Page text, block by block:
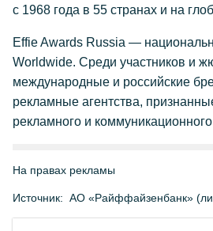
с 1968 года в 55 странах и на
Effie Awards Russia —
Worldwide. Среди участников и
международные и российские
рекламные агентства,
рекламного и
На правах рекламы
Источник: АО «Райффайзенбанк»